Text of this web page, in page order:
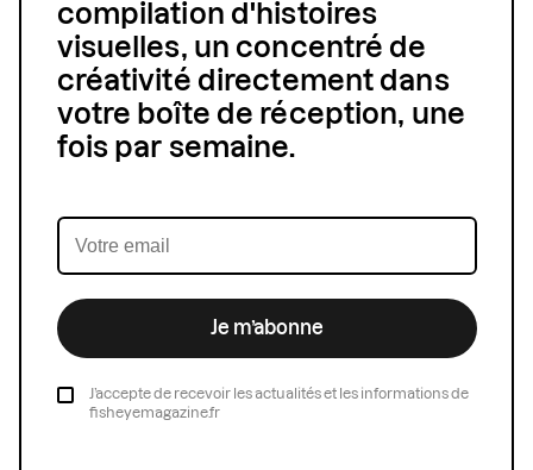
compilation d'histoires
visuelles, un concentré de
créativité directement dans
votre boîte de réception, une
fois par semaine.
Je m’abonne
J’accepte de recevoir les actualités et les informations de
fisheyemagazine.fr